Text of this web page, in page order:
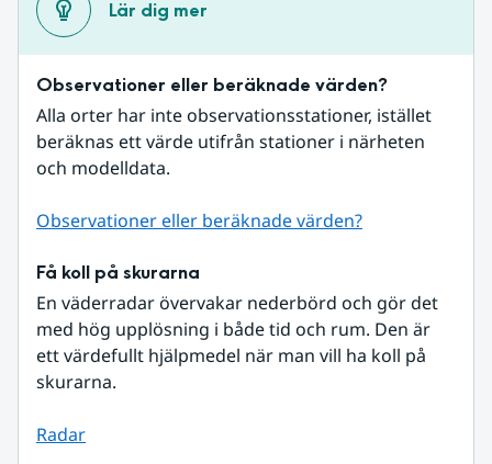
Lär dig mer
Observationer eller beräknade värden?
Alla orter har inte observationsstationer, istället
beräknas ett värde utifrån stationer i närheten
och modelldata.
Observationer eller beräknade värden?
Få koll på skurarna
En väderradar övervakar nederbörd och gör det
med hög upplösning i både tid och rum. Den är
ett värdefullt hjälpmedel när man vill ha koll på
skurarna.
Radar